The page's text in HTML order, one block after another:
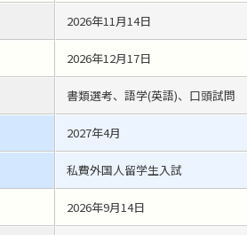
2026年11月14日
2026年12月17日
書類選考、語学(英語)、口頭試問
2027年4月
私費外国人留学生入試
2026年9月14日